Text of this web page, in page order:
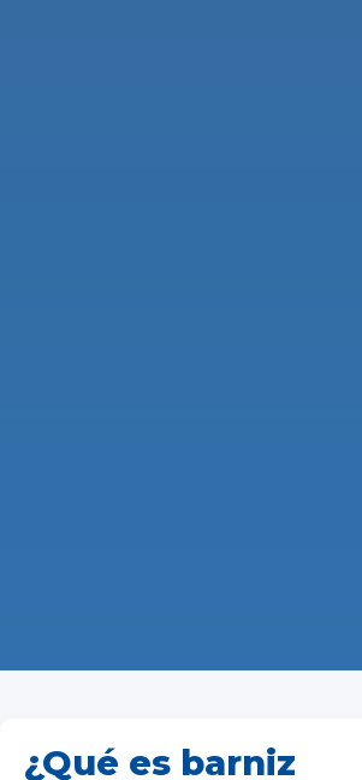
¿Qué es barniz